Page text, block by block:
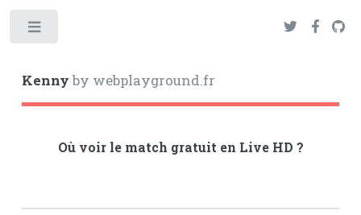
Kennyby webplayground.fr
Où voir le match gratuit en Live HD ?